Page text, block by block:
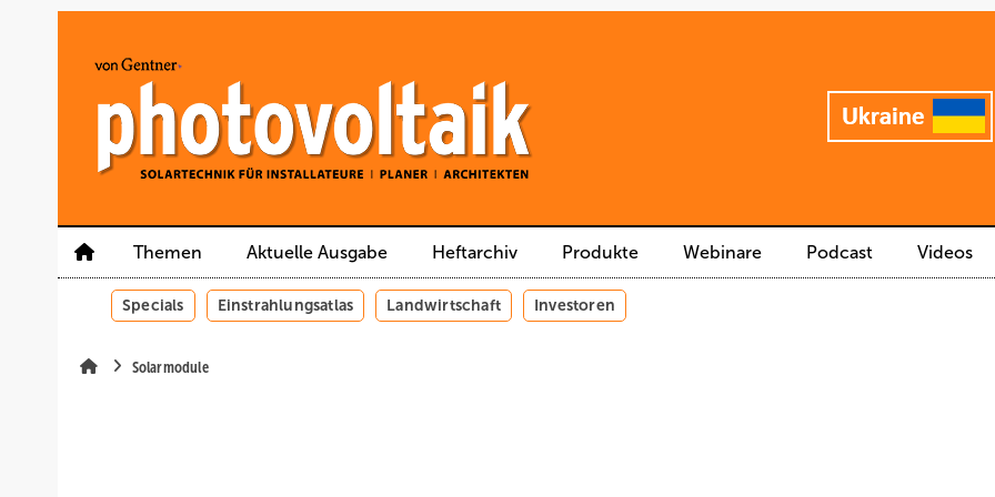
Themen Aktuelle Ausgabe Heftarchiv Produkte Webinare Podcast Videos
Specials Einstrahlungsatlas Landwirtschaft Investoren
Solarmodule